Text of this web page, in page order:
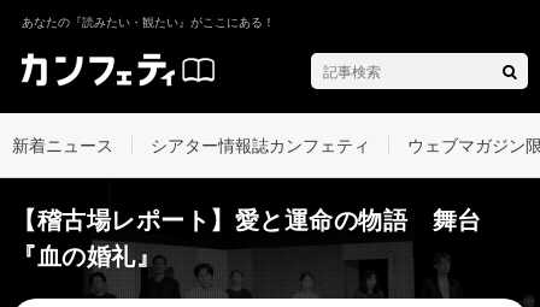
あなたの『読みたい・観たい』がここにある！
新着ニュース シアター情報誌カンフェティ ウェブマガジン
【稽古場レポート】愛と運命の物語 舞台
『血の婚礼』